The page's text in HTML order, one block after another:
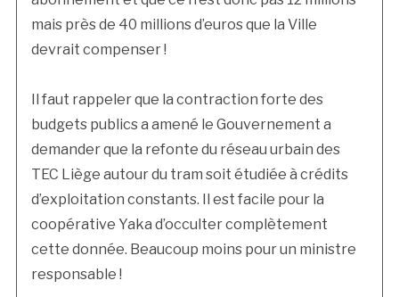
mais près de 40 millions d’euros que la Ville
devrait compenser !
Il faut rappeler que la contraction forte des
budgets publics a amené le Gouvernement a
demander que la refonte du réseau urbain des
TEC Liège autour du tram soit étudiée à crédits
d’exploitation constants. Il est facile pour la
coopérative Yaka d’occulter complètement
cette donnée. Beaucoup moins pour un ministre
responsable !